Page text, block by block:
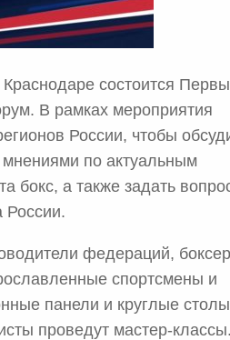
состоится
В рамках мероприятия
России, чтобы
по актуальным
бокс, а также задать
России.
федераций,
спортсмены и
панели и круглые
проведут мастер-классы.